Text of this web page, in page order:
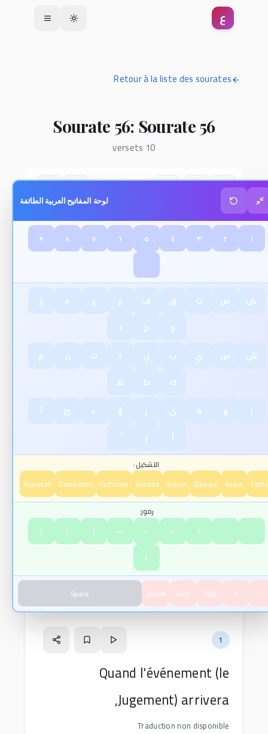
ع Toggle theme
Retour à la liste des sourates
Sourate 56: Sourate 56
10 versets
بِسْمِ اللَّهِ الرَّحْمَٰنِ الرَّحِيمِ
Versets de la sourate
versets
1
Quand l'événement (le
Jugement) arrivera,
Traduction non disponible
لوحة المفاتيح العربية الطائفة
١ ٢ ٣ ٤ ٥ ٦ ٧ ٨ ٩
٠
ض ص ث ق ف غ ع ه
خ
ح
ج
د
ش
س ي ب ل ا ت ن
م
ك
ط
ظ
ز
و ة ى ر ؤ ء ئ
آ
أ
إ
التشكيل:
Kasra
Damma
Sukun
Shadda
Fathatan
Dammatan
Kasratan
رموز:
،
؛ ؟ «
»
—
(
)
[
]
?
Fath
Kasr
Damm
Space